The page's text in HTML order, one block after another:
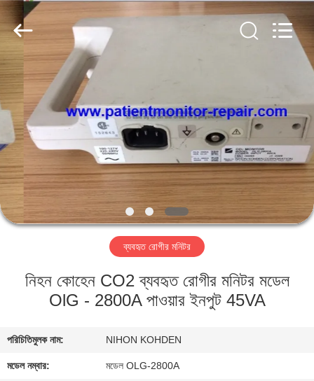
বাড়ি
পণ্য
ভিডিও
আমাদের
সম্বন্ধে
কারখানা
গুণমান
নিয়ন্ত্রণ
Medical
Equipment
Service
Co.,Ltd.
Reserved.
ব্যবহৃত রোগীর মনিটর
নিহন কোহেন CO2 ব্যবহৃত রোগীর মনিটর মডেল
OlG - 2800A পাওয়ার ইনপুট 45VA
পরিচিতিমুলক নাম: NIHON KOHDEN
মডেল নম্বার: মডেল OLG-2800A